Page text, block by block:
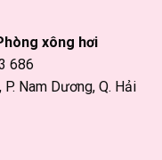
xông hơi
686
Nam Dương, Q. Hải